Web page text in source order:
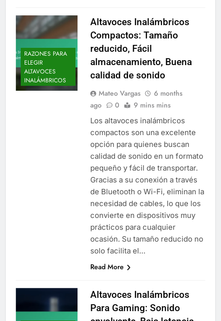
RAZONES PARA
ELEGIR
ALTAVOCES
INALÁMBRICOS
Altavoces Inalámbricos
Compactos: Tamaño
reducido, Fácil
almacenamiento, Buena
calidad de sonido
Mateo Vargas
6 months
ago
0 9 mins mins
Los altavoces inalámbricos
compactos son una excelente
opción para quienes buscan
calidad de sonido en un formato
pequeño y fácil de transportar.
Gracias a su conexión a través
de Bluetooth o Wi-Fi, eliminan la
necesidad de cables, lo que los
convierte en dispositivos muy
prácticos para cualquier
ocasión. Su tamaño reducido no
solo facilita el…
Read More
Altavoces Inalámbricos
Para Gaming: Sonido